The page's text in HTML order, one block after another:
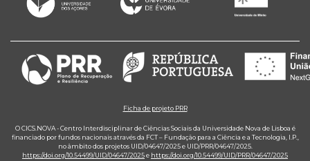
Ficha de projeto PRR
O CICS.NOVA - Centro Interdisciplinar de Ciências Sociais da Universidade Nova de Lisboa é
financiado por fundos nacionais através da FCT – Fundação para a Ciência e a Tecnologia, I.P.,
no âmbito dos projetos UID/04647/2025 e UID/PRR/04647/2025.
https://doi.org/10.54499/UID/04647/2025e https://doi.org/10.54499/UID/PRR/04647/2025